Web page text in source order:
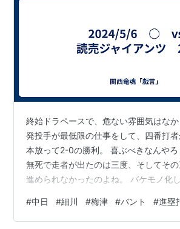
終始ドラペースで、危ない雰囲気はな
発投手が最低限の仕事をして、四番打
本放って2-0の勝利。 喜ぶべきなんやろ
無死で走者が出たのは三度、そしてそ
進められなかったのよね。 バケモノ化
に勝てたはずなんやけどなぁ。 犠打や
て、無駄にアウトを相手に献上するの
#中日 #細川 #梅津 #バント #進塁